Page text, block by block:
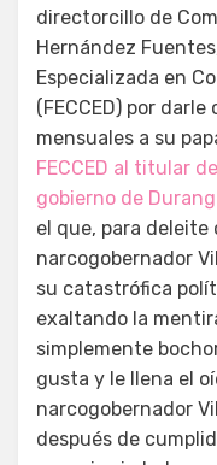
directorcillo de
Hernández
Especializada en
(FECCED) por
mensuales a su
FECCED al titular
gobierno de
el que, para
narcogobernador
su catastrófica
exaltando la
simplemente
gusta y le llena el
narcogobernador
después de